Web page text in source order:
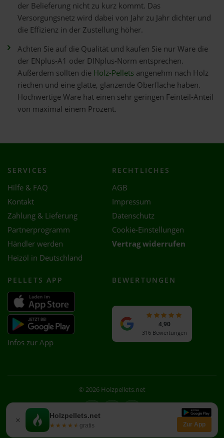
der Belieferung nicht zu kurz kommt. Das
Versorgungsnetz wird dabei von Jahr zu Jahr dichter und
die Effizienz in der Zustellung höher.
Achten Sie auf die Qualität und kaufen Sie nur Ware die
der ENplus-A1 oder DINplus-Norm entsprechen.
Außerdem sollten die Holz-Pellets angenehm nach Holz
riechen und eine glatte, glänzende Oberfläche haben.
Hochwertige Ware hat einen sehr geringen Feinteil-Anteil
von maximal einem Prozent.
× Holzpellets.net
★★★★★
★★★★★ gratis Zur App
SERVICES
Hilfe & FAQ
Kontakt
Zahlung & Lieferung
Partnerprogramm
Händler werden
Heizöl in Deutschland
RECHTLICHES
AGB
Impressum
Datenschutz
Cookie-Einstellungen
Vertrag widerrufen
PELLETS APP
Infos zur App
BEWERTUNGEN
4,90
316 Bewertungen
© 2026 Holzpellets.net
Facebook